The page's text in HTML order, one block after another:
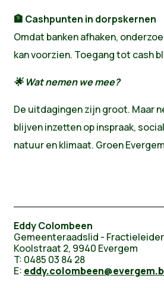
🏦 Cashpunten in dorpskernen
Omdat banken afhaken,
kan voorzien. Toegang tot cash
🌟Wat nemen we mee?
De uitdagingen zijn groot. Maar
blijven inzetten op inspraak,
natuur en klimaat. Groen
Eddy Colombeen
Gemeenteraadslid -
Koolstraat 2, 9940 Evergem
T: 0485 03 84 28
E: eddy.colombeen